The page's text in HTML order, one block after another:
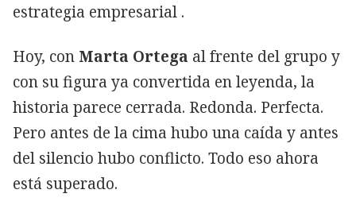
estrategia empresarial .
Hoy, con Marta Ortega al frente del grupo y
con su figura ya convertida en leyenda, la
historia parece cerrada. Redonda. Perfecta.
Pero antes de la cima hubo una caída y antes
del silencio hubo conflicto. Todo eso ahora
está superado.